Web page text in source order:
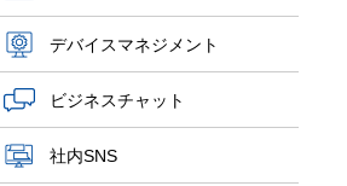
デバイスマネジメント
ビジネスチャット
社内SNS